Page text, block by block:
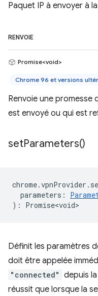
Paquet IP à envoyer à
RENVOIE
Promise<void>
Chrome 96 et versions
Renvoie une promesse
est envoyé ou qui est
setParameters()
chrome.vpnProvider .
parameters :
) : Promise<void>
Définit les paramètres
doit être appelée
"connected" depuis
réussit que lorsque la